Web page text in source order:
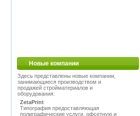
Новые компании
Здесь представлены новые компании,
занимающиеся производством и
продажей стройматериалов и
оборудования:
ZetaPrint
Типография предоставляющая
полиграфические услуги, офсетную и